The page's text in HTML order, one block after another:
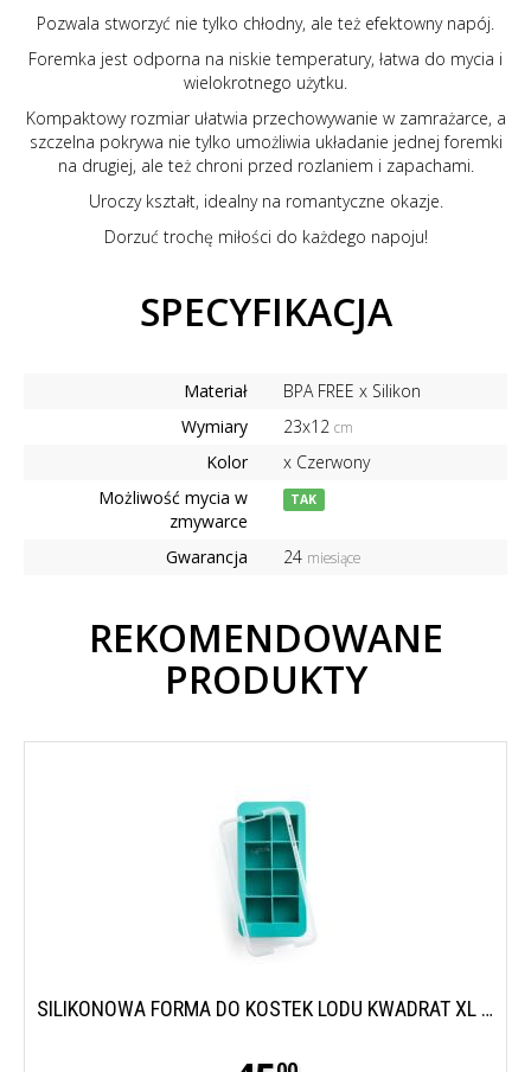
Pozwala stworzyć nie tylko chłodny, ale też efektowny napój.
Foremka jest odporna na niskie temperatury, łatwa do mycia i
wielokrotnego użytku.
Kompaktowy rozmiar ułatwia przechowywanie w zamrażarce, a
szczelna pokrywa nie tylko umożliwia układanie jednej foremki
na drugiej, ale też chroni przed rozlaniem i zapachami.
Uroczy kształt, idealny na romantyczne okazje.
Dorzuć trochę miłości do każdego napoju!
SPECYFIKACJA
Materiał
BPA FREE x Silikon
Wymiary
23x12 cm
Kolor
x Czerwony
Możliwość mycia w
zmywarce
TAK
Gwarancja 24 miesiące
REKOMENDOWANE
PRODUKTY
SILIKONOWA FORMA DO KOSTEK LODU KWADRAT XL LEKUE